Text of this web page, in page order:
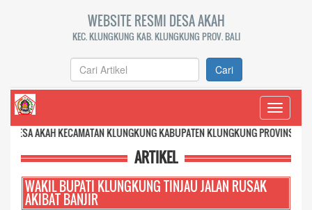
WEBSITE RESMI DESA AKAH
KEC. KLUNGKUNG KAB. KLUNGKUNG PROV. BALI
Cari
Toggle
KLUNGKUNG KABUPATEN KLUNGKUNG PROVINSI BALI
ARTIKEL
WAKIL BUPATI KLUNGKUNG TINJAU JALAN RUSAK
AKIBAT BANJIR